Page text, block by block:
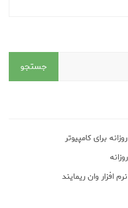
برای کامپیوتر
افزار وان ریمایند